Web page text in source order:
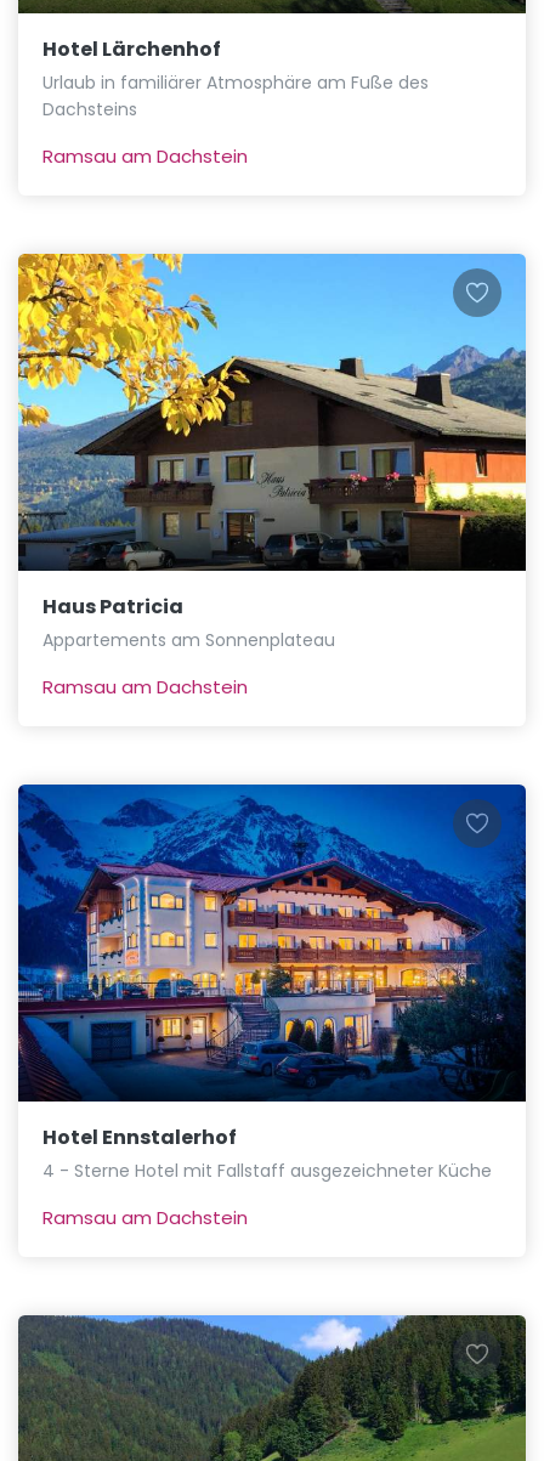
Hotel Lärchenhof
Urlaub in familiärer Atmosphäre am Fuße des
Dachsteins
Ramsau am Dachstein
Haus Patricia
Appartements am Sonnenplateau
Ramsau am Dachstein
Hotel Ennstalerhof
4 - Sterne Hotel mit Fallstaff ausgezeichneter Küche
Ramsau am Dachstein